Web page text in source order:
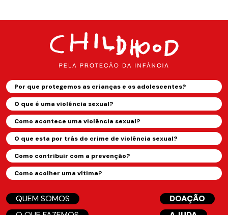
Por que protegemos as crianças e os adolescentes?
O que é uma violência sexual?
Como acontece uma violência sexual?
O que esta por trás do crime de violência sexual?
Como contribuir com a prevenção?
Como acolher uma vítima?
QUEM SOMOS
DOAÇÃO